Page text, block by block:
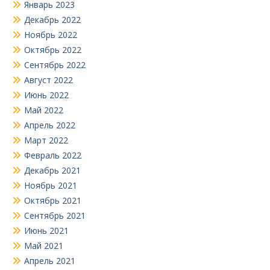
Январь 2023
Декабрь 2022
Ноябрь 2022
Октябрь 2022
Сентябрь 2022
Август 2022
Июнь 2022
Май 2022
Апрель 2022
Март 2022
Февраль 2022
Декабрь 2021
Ноябрь 2021
Октябрь 2021
Сентябрь 2021
Июнь 2021
Май 2021
Апрель 2021